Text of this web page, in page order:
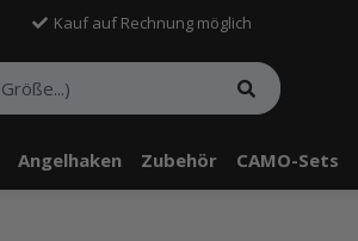
Kauf auf Rechnung möglich
Angelhaken Zubehör CAMO-Sets